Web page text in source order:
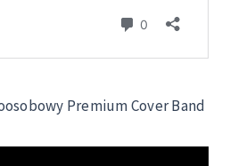
Premium Cover Band